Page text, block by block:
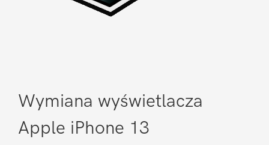
Wymiana wyświetlacza
Apple iPhone 13